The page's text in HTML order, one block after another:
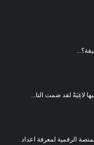
الرقمية لمعرفة اعداد